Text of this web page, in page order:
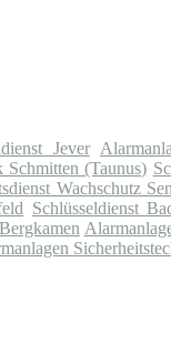
Jever
Schmitten (Taunus)
Wachschutz
Schlüsseldienst